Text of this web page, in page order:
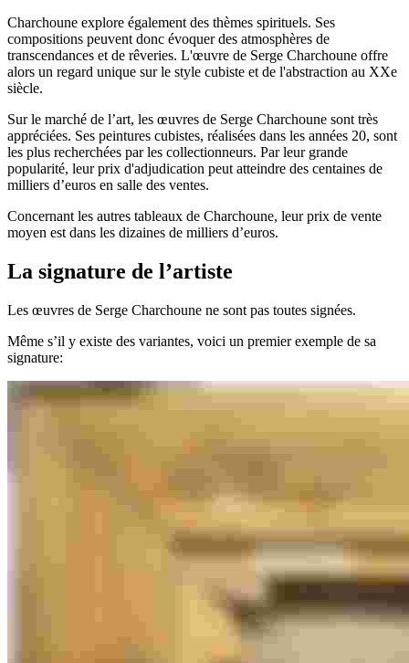
Charchoune explore également des thèmes spirituels. Ses
compositions peuvent donc évoquer des atmosphères de
transcendances et de rêveries. L'œuvre de Serge Charchoune offre
alors un regard unique sur le style cubiste et de l'abstraction au XXe
siècle.
Sur le marché de l’art, les œuvres de Serge Charchoune sont très
appréciées. Ses peintures cubistes, réalisées dans les années 20, sont
les plus recherchées par les collectionneurs. Par leur grande
popularité, leur prix d'adjudication peut atteindre des centaines de
milliers d’euros en salle des ventes.
Concernant les autres tableaux de Charchoune, leur prix de vente
moyen est dans les dizaines de milliers d’euros.
La signature de l’artiste
Les œuvres de Serge Charchoune ne sont pas toutes signées.
Même s’il y existe des variantes, voici un premier exemple de sa
signature: